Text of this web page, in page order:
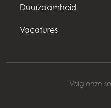
Duurzaamheid
Vacatures
Volg onze